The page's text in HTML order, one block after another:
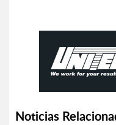
Noticias